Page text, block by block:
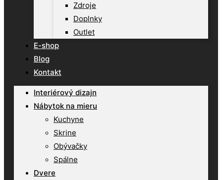
Zdroje
Doplnky
Outlet
E-shop
Blog
Kontakt
Interiérový dizajn
Nábytok na mieru
Kuchyne
Skrine
Obývačky
Spálne
Dvere